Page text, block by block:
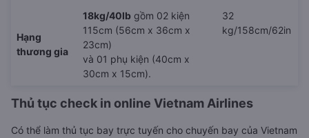
Hạng
thương gia
18kg/40lb gồm 02 kiện
115cm (56cm x 36cm x
23cm)
và 01 phụ kiện (40cm x
30cm x 15cm).
32
kg/158cm/62in
Thủ tục check in online Vietnam Airlines
Có thể làm thủ tục bay trực tuyến cho chuyến bay của Vietnam